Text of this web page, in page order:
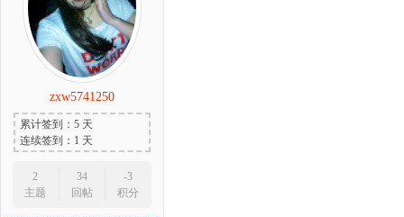
zxw5741250
累计签到：5 天
连续签到：1 天
2
主题
34
回帖
-3
积分